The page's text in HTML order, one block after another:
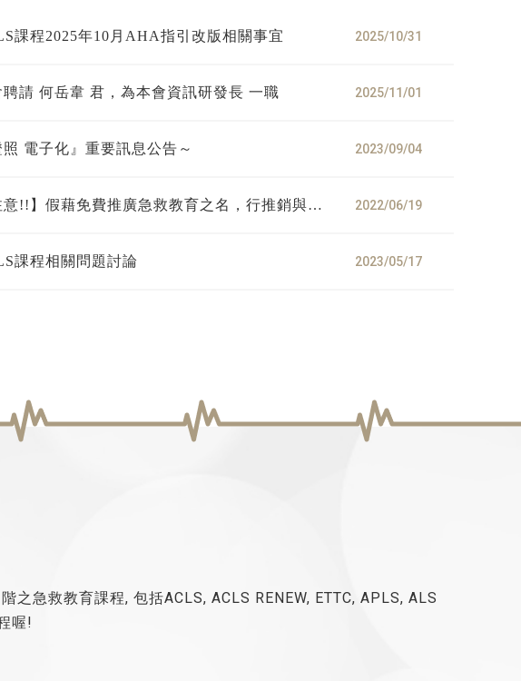
課程2025年10月AHA指引改版相關事宜 2025/10/31
本會聘請 何岳韋 君，為本會資訊研發長 一職 2025/11/01
照 電子化』重要訊息公告～ 2023/09/04
意!!】假藉免費推廣急救教育之名，行推銷與販
2022/06/19
課程相關問題討論 2023/05/17
之急救教育課程, 包括ACLS, ACLS RENEW, ETTC, APLS, ALS
喔!